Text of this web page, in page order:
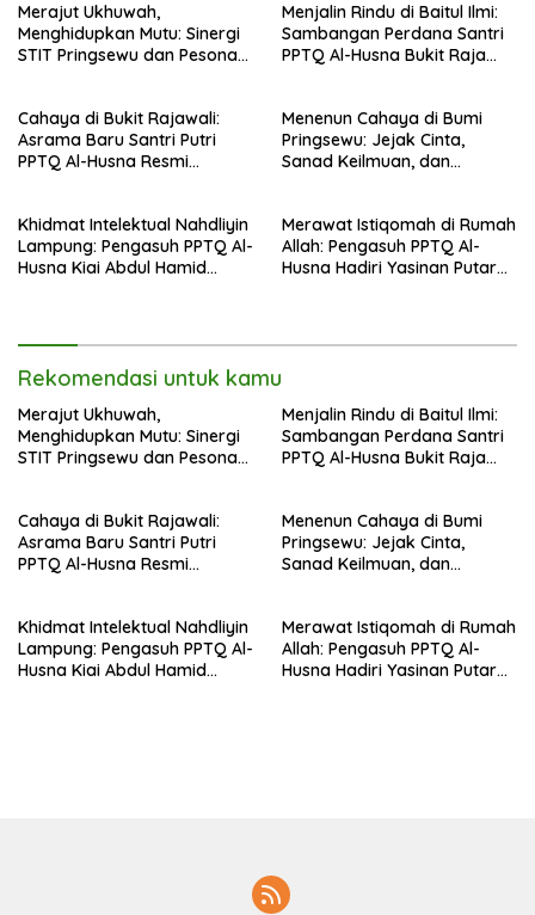
Merajut Ukhuwah,
Menghidupkan Mutu: Sinergi
STIT Pringsewu dan Pesona
Menjalin Rindu di Baitul Ilmi:
Sambangan Perdana Santri
PPTQ Al-Husna Bukit Raja
Suci
Cahaya di Bukit Rajawali:
Asrama Baru Santri Putri
PPTQ Al-Husna Resmi
Menenun Cahaya di Bumi
Pringsewu: Jejak Cinta,
Sanad Keilmuan, dan
Nahdlatul Ulama
Khidmat Intelektual Nahdliyin
Lampung: Pengasuh PPTQ Al-
Husna Kiai Abdul Hamid
Merawat Istiqomah di Rumah
Allah: Pengasuh PPTQ Al-
Husna Hadiri Yasinan Putaran
Rekomendasi untuk kamu
Merajut Ukhuwah,
Menghidupkan Mutu: Sinergi
STIT Pringsewu dan Pesona
Menjalin Rindu di Baitul Ilmi:
Sambangan Perdana Santri
PPTQ Al-Husna Bukit Raja
Suci
Cahaya di Bukit Rajawali:
Asrama Baru Santri Putri
PPTQ Al-Husna Resmi
Menenun Cahaya di Bumi
Pringsewu: Jejak Cinta,
Sanad Keilmuan, dan
Nahdlatul Ulama
Khidmat Intelektual Nahdliyin
Lampung: Pengasuh PPTQ Al-
Husna Kiai Abdul Hamid
Merawat Istiqomah di Rumah
Allah: Pengasuh PPTQ Al-
Husna Hadiri Yasinan Putaran